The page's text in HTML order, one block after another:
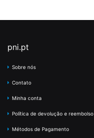
pni.pt
Sobre nós
Contato
Minha conta
Política de devolução e reembolso
Métodos de Pagamento